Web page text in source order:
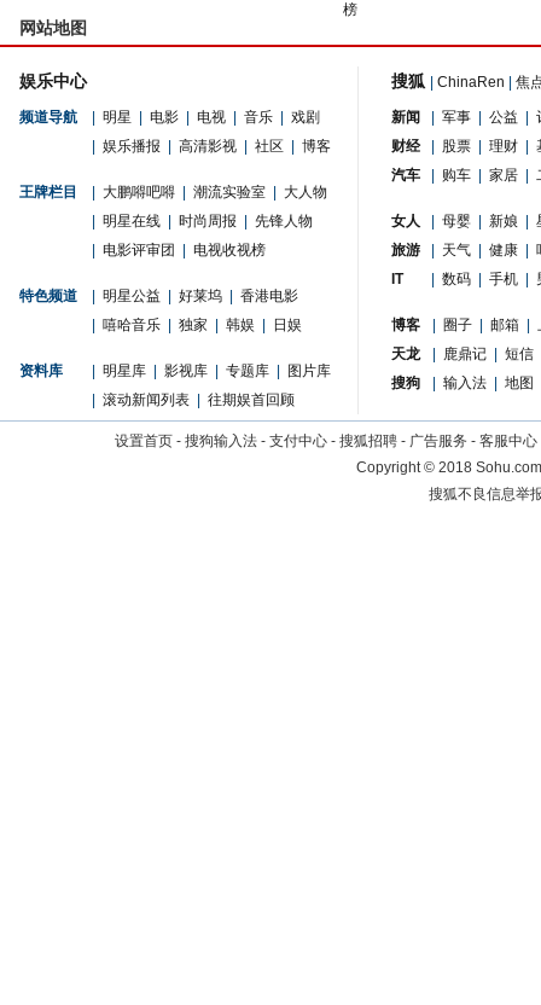
榜
网站地图
娱乐中心
频道导航 明星 电影 电视 音乐
戏剧
娱乐播报 高清影视 社区 博客
王牌栏目 大鹏嘚吧嘚 潮流实验室
大人物
明星在线 时尚周报
先锋人物
电影评审团 电视收视榜
特色频道 明星公益 好莱坞
香港电影
嘻哈音乐 独家 韩娱 日娱
资料库 明星库 影视库 专题库
图片库
滚动新闻列表 往期娱首回顾
搜狐 ChinaRen 焦
新闻 军事 公益
财经
股票 理财
汽车
购车 家居
女人 母婴 新娘
旅游
天气 健康
IT
数码 手机
博客 圈子 邮箱
天龙
鹿鼎记
短信
搜狗
输入法 地图
设置首页 - 搜狗输入法 - 支付中心 - 搜狐招聘 - 广告服务 - 客服中心
Copyright©2018
搜狐不良信息举